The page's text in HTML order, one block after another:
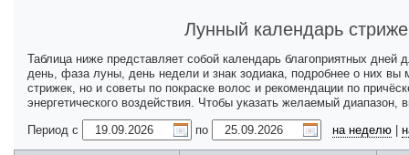
Лунный календарь
Таблица ниже представляет собой календарь благоприятных
день, фаза луны, день недели и знак зодиака, подробнее о них вы
стрижек, но и советы по покраске волос и рекомендации по
энергетического воздействия. Чтобы указать желаемый
Период с
по на неделю